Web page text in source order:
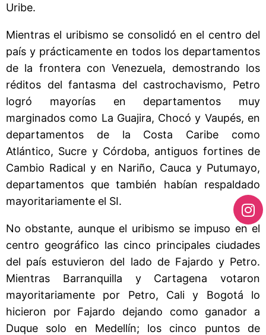
Uribe.
Mientras el uribismo se consolidó en el centro del
país y prácticamente en todos los departamentos
de la frontera con Venezuela, demostrando los
réditos del fantasma del castrochavismo, Petro
logró mayorías en departamentos muy
marginados como La Guajira, Chocó y Vaupés, en
departamentos de la Costa Caribe como
Atlántico, Sucre y Córdoba, antiguos fortines de
Cambio Radical y en Nariño, Cauca y Putumayo,
departamentos que también habían respaldado
mayoritariamente el SI.
No obstante, aunque el uribismo se impuso en el
centro geográfico las cinco principales ciudades
del país estuvieron del lado de Fajardo y Petro.
Mientras Barranquilla y Cartagena votaron
mayoritariamente por Petro, Cali y Bogotá lo
hicieron por Fajardo dejando como ganador a
Duque solo en Medellín; los cinco puntos de